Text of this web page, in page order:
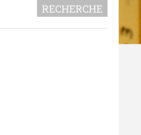
RECHERCHE